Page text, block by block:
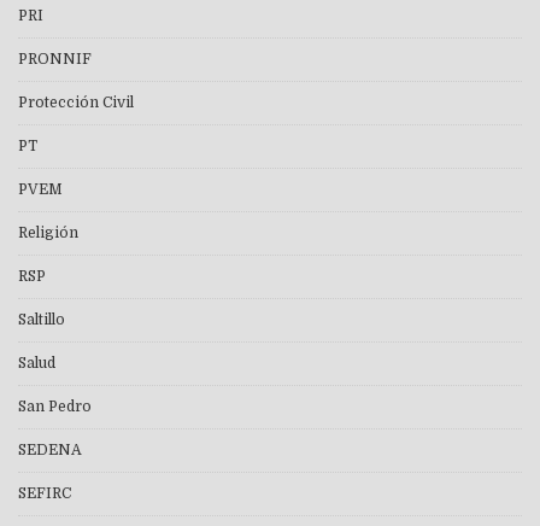
PRI
PRONNIF
Protección Civil
PT
PVEM
Religión
RSP
Saltillo
Salud
San Pedro
SEDENA
SEFIRC